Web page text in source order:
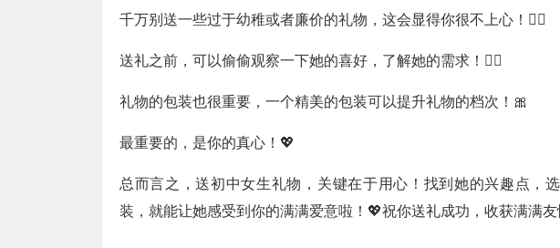
千万别送一些过于幼稚或者廉价的礼物，这会显得你很不上心！🙅‍♀️
送礼之前，可以偷偷观察一下她的喜好，了解她的需求！🕵️‍♀️
礼物的包装也很重要，一个精美的包装可以提升礼物的档次！🎀
最重要的，是你的真心！💖
总而言之，送初中女生礼物，关键在于用心！找到她的兴趣点，
装，就能让她感受到你的满满爱意啦！💖祝你送礼成功，收获满满